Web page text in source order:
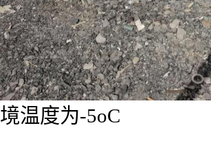
境温度为-5oC